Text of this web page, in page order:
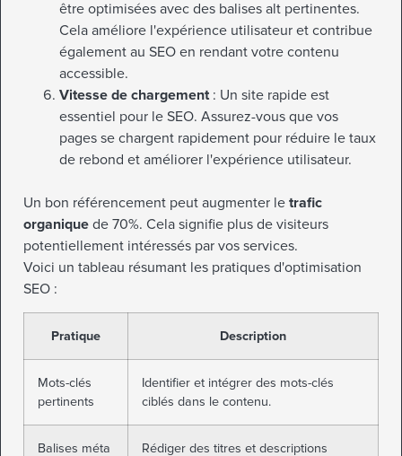
être optimisées avec des balises alt pertinentes.
Cela améliore l'expérience utilisateur et contribue
également au SEO en rendant votre contenu
accessible.
Vitesse de chargement: Un site rapide est
essentiel pour le SEO. Assurez-vous que vos
pages se chargent rapidement pour réduire le taux
de rebond et améliorer l'expérience utilisateur.
Un bon référencement peut augmenter le trafic
organique de 70%. Cela signifie plus de visiteurs
potentiellement intéressés par vos services.
Voici un tableau résumant les pratiques d'optimisation
SEO :
Pratique Description
Mots-clés
pertinents
Identifier et intégrer des mots-clés
ciblés dans le contenu.
Balises méta Rédiger des titres et descriptions